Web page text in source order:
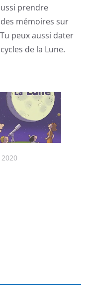
prendre
mémoires sur
peux aussi dater
de la Lune.